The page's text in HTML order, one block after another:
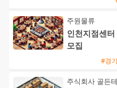
주원물류
인천지점센
모집
#경
주식회사 골든